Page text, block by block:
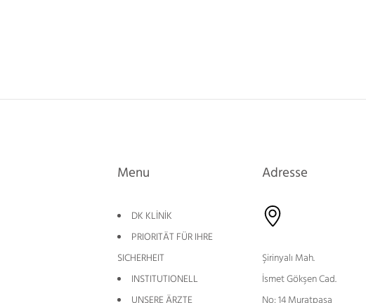
Menu
DK KLİNİK
PRIORITÄT FÜR IHRE
SICHERHEIT
INSTITUTIONELL
UNSERE ÄRZTE
Adresse
Şirinyalı Mah.
İsmet Gökşen Cad.